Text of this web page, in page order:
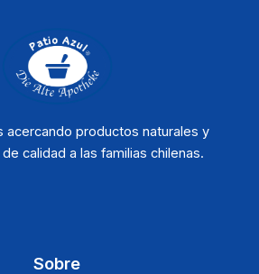
acercando productos naturales y
calidad a las familias chilenas.
Sobre